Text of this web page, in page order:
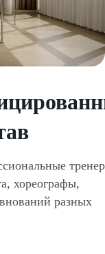
хореографы,
разных